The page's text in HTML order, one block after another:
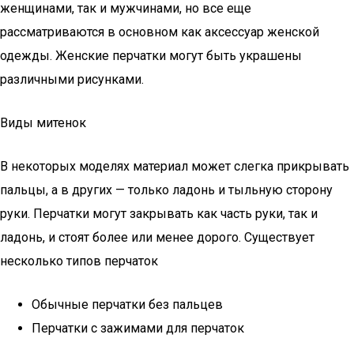
женщинами, так и мужчинами, но все еще
рассматриваются в основном как аксессуар женской
одежды. Женские перчатки могут быть украшены
различными рисунками.
Виды митенок
В некоторых моделях материал может слегка прикрывать
пальцы, а в других — только ладонь и тыльную сторону
руки. Перчатки могут закрывать как часть руки, так и
ладонь, и стоят более или менее дорого. Существует
несколько типов перчаток
Обычные перчатки без пальцев
Перчатки с зажимами для перчаток